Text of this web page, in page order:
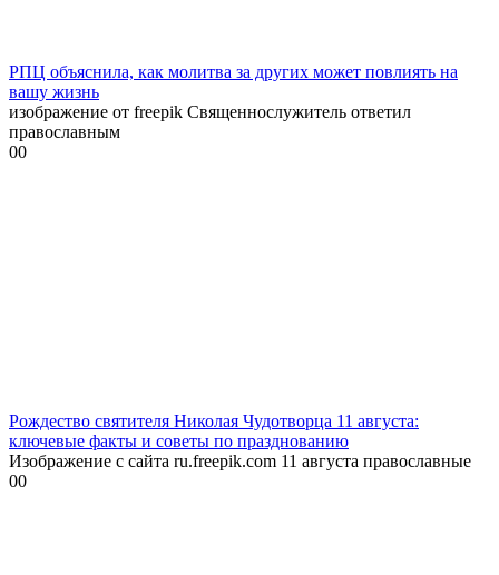
РПЦ объяснила, как молитва за других может повлиять на
вашу жизнь
изображение от freepik Священнослужитель ответил
православным
00
Рождество святителя Николая Чудотворца 11 августа:
ключевые факты и советы по празднованию
Изображение с сайта ru.freepik.com 11 августа православные
00